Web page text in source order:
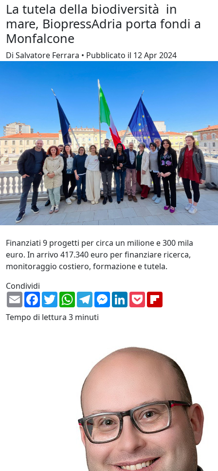
La tutela della biodiversità in
mare, BiopressAdria porta fondi a
Monfalcone
Di Salvatore Ferrara • Pubblicato il 12 Apr 2024
Finanziati 9 progetti per circa un milione e 300 mila
euro. In arrivo 417.340 euro per finanziare ricerca,
monitoraggio costiero, formazione e tutela.
Condividi
EmailFacebook
TwitterWhatsApp
TelegramMessenger
LinkedIn
Pocket
Tempo di lettura 3 minuti